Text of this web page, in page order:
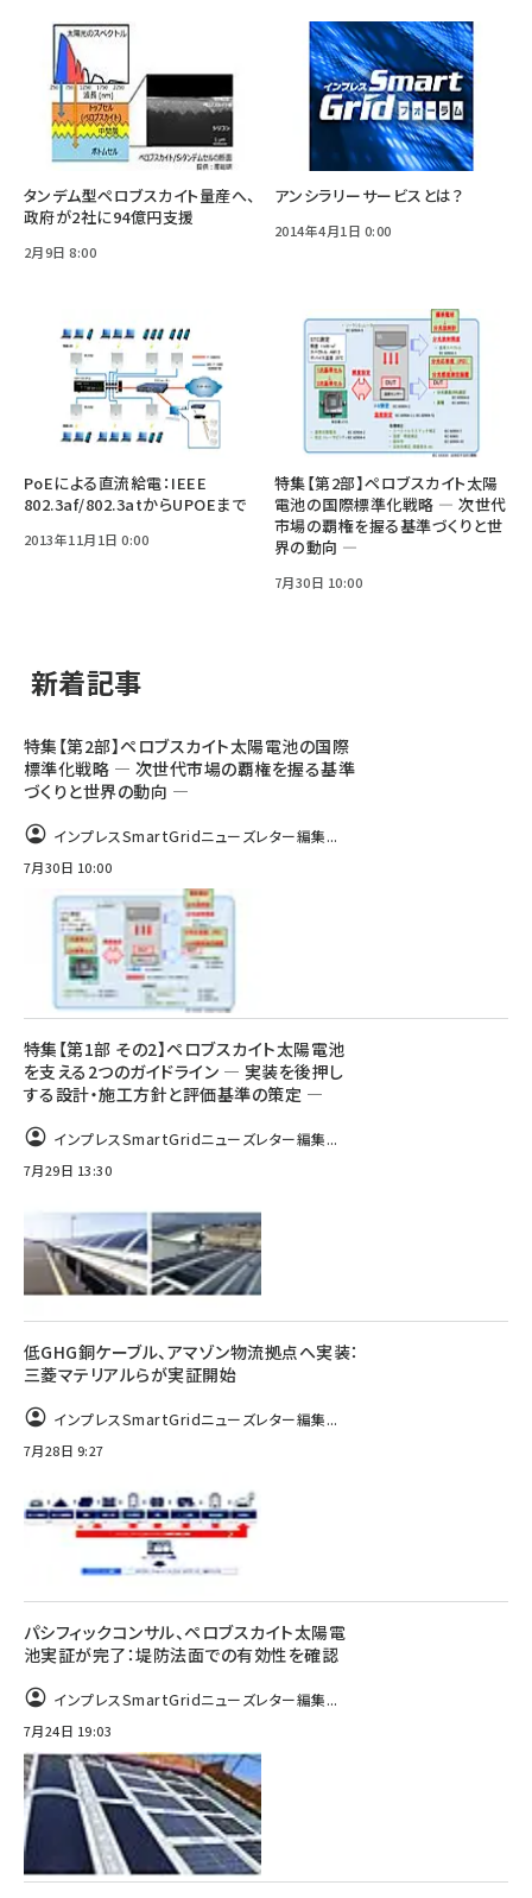
タンデム型ペロブスカイト量産へ、
政府が2社に94億円支援
2月9日 8:00
アンシラリーサービスとは？
2014年4月1日 0:00
PoEによる直流給電：IEEE
802.3af/802.3atからUPOEまで
2013年11月1日 0:00
特集【第2部】ペロブスカイト太陽
電池の国際標準化戦略 ― 次世代
市場の覇権を握る基準づくりと世
界の動向 ―
7月30日 10:00
新着記事
特集【第2部】ペロブスカイト太陽電池の国際
標準化戦略 ― 次世代市場の覇権を握る基準
づくりと世界の動向 ―
インプレスSmartGridニューズレター編集...
7月30日 10:00
特集【第1部 その2】ペロブスカイト太陽電池
を支える2つのガイドライン ― 実装を後押し
する設計・施工方針と評価基準の策定 ―
インプレスSmartGridニューズレター編集...
7月29日 13:30
低GHG銅ケーブル、アマゾン物流拠点へ実装：
三菱マテリアルらが実証開始
インプレスSmartGridニューズレター編集...
7月28日 9:27
パシフィックコンサル、ペロブスカイト太陽電
池実証が完了：堤防法面での有効性を確認
インプレスSmartGridニューズレター編集...
7月24日 19:03